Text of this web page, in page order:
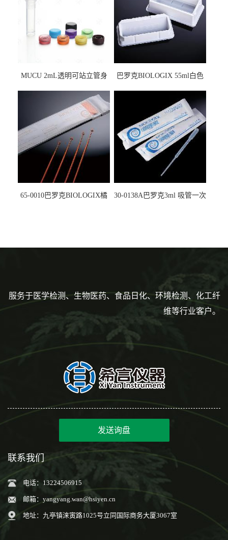
MUCU 2mL透明可站立管身
巴罗克BIOLOGIX 55ml白色
马射线灭菌25-0051
65-0010巴罗克BIOLOGIX橘
30-0138A巴罗克3ml 吸管一次
服务于医学检测、生物医药、食品日化、环境检测、化工纤
维等行业客户。
发送询盘
联系我们
电话：13224506915
邮箱： yangyang.wan@hsiyen.cn
地址：九亭镇涞寅路1025号立同国际商务大厦3067室